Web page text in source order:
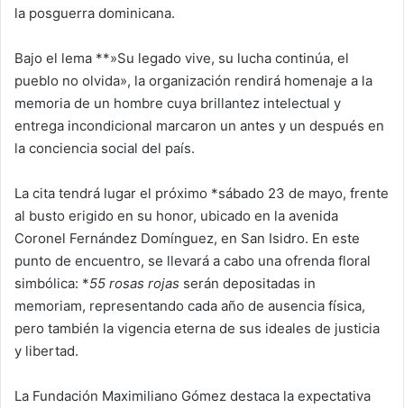
la posguerra dominicana.
Bajo el lema **»Su legado vive, su lucha continúa, el
pueblo no olvida», la organización rendirá homenaje a la
memoria de un hombre cuya brillantez intelectual y
entrega incondicional marcaron un antes y un después en
la conciencia social del país.
La cita tendrá lugar el próximo *sábado 23 de mayo, frente
al busto erigido en su honor, ubicado en la avenida
Coronel Fernández Domínguez, en San Isidro. En este
punto de encuentro, se llevará a cabo una ofrenda floral
simbólica: *55 rosas rojas serán depositadas in
memoriam, representando cada año de ausencia física,
pero también la vigencia eterna de sus ideales de justicia
y libertad.
La Fundación Maximiliano Gómez destaca la expectativa